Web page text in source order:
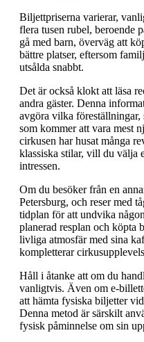
Biljettpriserna varierar,
flera tusen rubel, beroende
gå med barn, överväg att
bättre platser, eftersom
utsålda snabbt.
Det är också klokt att läsa
andra gäster. Denna
avgöra vilka föreställningar,
som kommer att vara mest
cirkusen har husat många
klassiska stilar, vill du välja
intressen.
Om du besöker från en
Petersburg, och reser med
tidplan för att undvika
planerad resplan och köpta
livliga atmosfär med sina
kompletterar
Håll i åtanke att om du
vanligtvis. Även om e-
att hämta fysiska biljetter
Denna metod är särskilt
fysisk påminnelse om sin